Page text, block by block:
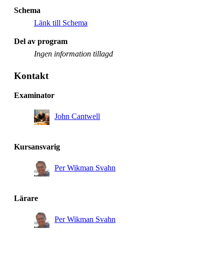
Schema
Länk till Schema
Del av program
Ingen information tillagd
Kontakt
Examinator
John Cantwell
Kursansvarig
Per Wikman Svahn
Lärare
Per Wikman Svahn